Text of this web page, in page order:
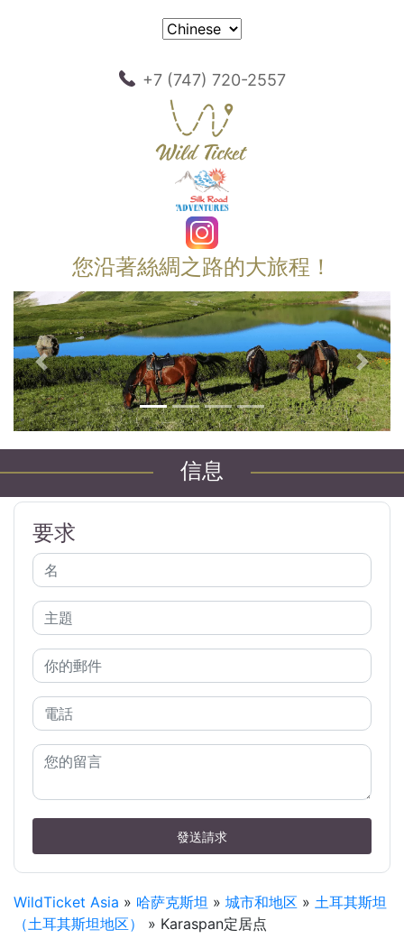
+7 (747) 720-2557
您沿著絲綢之路的大旅程！
以前的 下一個
信息
要求
發送請求
WildTicket Asia » 哈萨克斯坦 » 城市和地区 » 土耳其斯坦
（土耳其斯坦地区）
» Karaspan定居点